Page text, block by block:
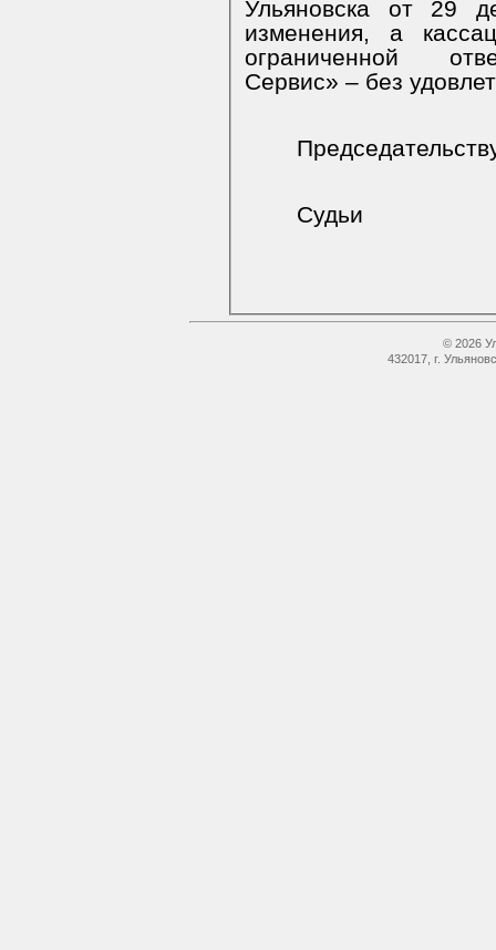
Ульяновска от 29
изменения, а
ограниченной
Сервис» – без
Судьи
© 2026
432017, г.